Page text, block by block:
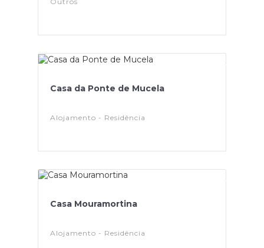
Casa da Ponte de Mucela
Alojamento - Residência
Casa Mouramortina
Alojamento - Residência